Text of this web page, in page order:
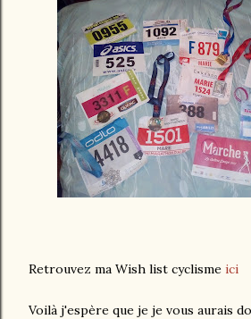
Retrouvez ma Wish list cyclisme ici
Voilà j'espère que je je vous aurais